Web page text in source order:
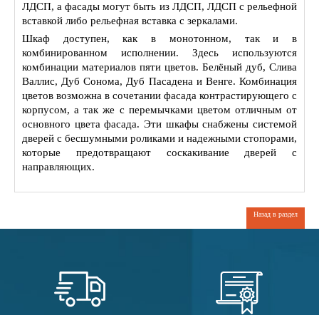
ЛДСП, а фасады могут быть из ЛДСП, ЛДСП с рельефной
вставкой либо рельефная вставка с зеркалами.
Шкаф доступен, как в монотонном, так и в
комбинированном исполнении. Здесь используются
комбинации материалов пяти цветов. Белёный дуб, Слива
Валлис, Дуб Сонома, Дуб Пасадена и Венге. Комбинация
цветов возможна в сочетании фасада контрастирующего с
корпусом, а так же с перемычками цветом отличным от
основного цвета фасада. Эти шкафы снабжены системой
дверей с бесшумными роликами и надежными стопорами,
которые предотвращают соскакивание дверей с
направляющих.
Назад в раздел